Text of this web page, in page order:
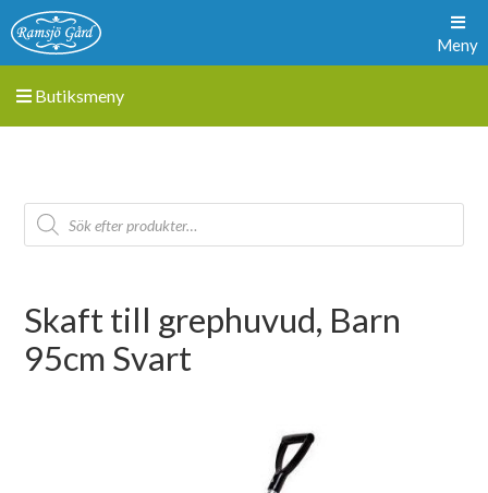
Meny
Butiksmeny
Skaft till grephuvud, Barn
95cm Svart